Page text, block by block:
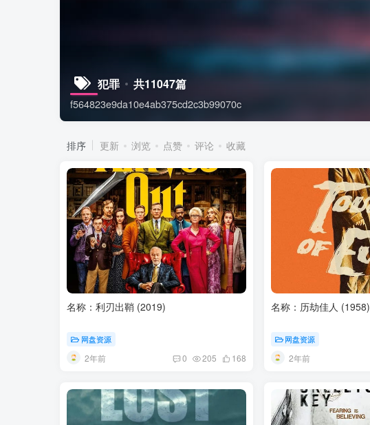
犯罪 共11047篇
f564823e9da10e4ab375cd2c3b99070c
排序 更新 浏览 点赞 评论 收藏
名称：利刃出鞘 (2019)
网盘资源
2年前 0 205 168
名称：历劫佳人 (1958)
网盘资源
2年前